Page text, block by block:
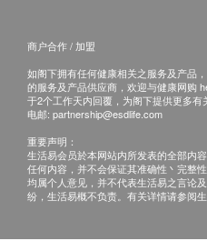
单纯疱疹病毒I型IgM抗体
单纯疱疹病毒I型IgG抗体
单纯疱疹病毒II型IgM抗
单纯疱疹病毒II型IgG抗体
荷尔蒙 重点项目
睪丸酮
雌二醇
如有争议，健康网购
部保留最后决定权。
途。当阁下身体健康出
咨询有认可资格的医生
本服务/产品由商户
商户合作 / 加盟
如阁下拥有任何健康相关之服务及产品
的服务及产品供应商，欢迎与健康网购
于2个工作天内回覆，为阁下提供更多有
电邮: partnership@esdlife.com
重要声明：
生活易会员於本网站内所发表的全部内
任何内容，并不会保证其准确性丶完整
均属个人意见，并不代表生活易之言论
纷，生活易概不负责。有关详情请参阅生